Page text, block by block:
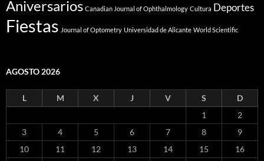
Aniversarios Canadian Journal of Ophthalmology Cultura Deportes
Fiestas Journal of Optometry Universidad de Alicante World Scientific
AGOSTO 2026
L M X J V S
D
1
2
3
4 5 6 7 8
9
10
11 12 13 14 15
16